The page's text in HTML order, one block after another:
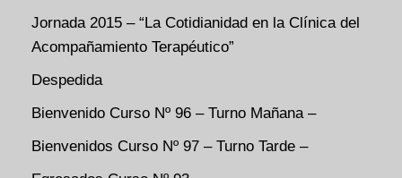
Jornada 2015 – “La Cotidianidad en la Clínica del
Acompañamiento Terapéutico”
Despedida
Bienvenido Curso Nº 96 – Turno Mañana –
Bienvenidos Curso Nº 97 – Turno Tarde –